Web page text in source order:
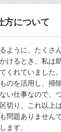
方について
ように、たくさ
けるとき、私は
くれていました
のを活用し、掃
い仕事なので、
切り、これ以上
問題ありません
ます。